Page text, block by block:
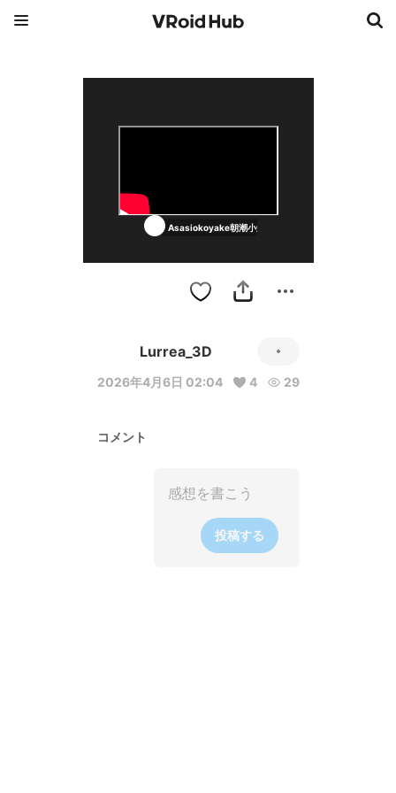
Asasiokoyake朝潮小焼
Lurrea_3D
2026年4月6日 02:04 4 29
コメント
投稿する